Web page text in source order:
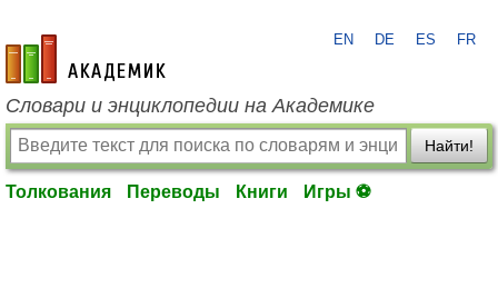
academic.ru
EN DE ES FR
Словари и энциклопедии на Академике
Найти!
Толкования Переводы Книги Игры ⚽